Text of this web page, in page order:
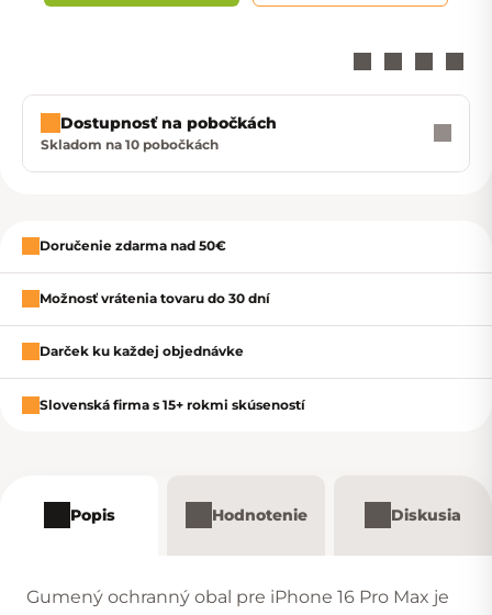
Zavrieť
Dostupnosť na pobočkách
Skladom na 10 pobočkách
Doručenie zdarma nad 50€
Možnosť vrátenia tovaru do 30 dní
Darček ku každej objednávke
Slovenská firma s 15+ rokmi skúseností
Popis Hodnotenie Diskusia
Gumený ochranný obal pre iPhone 16 Pro Max je